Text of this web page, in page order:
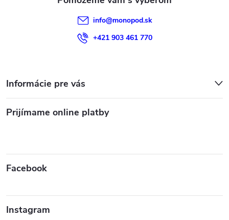
info@monopod.sk
+421 903 461 770
Informácie pre vás
Prijímame online platby
Facebook
Instagram